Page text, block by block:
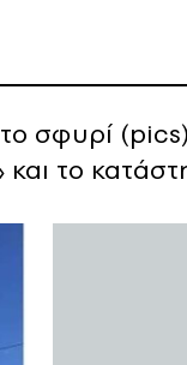
σφυρί (pics)
το